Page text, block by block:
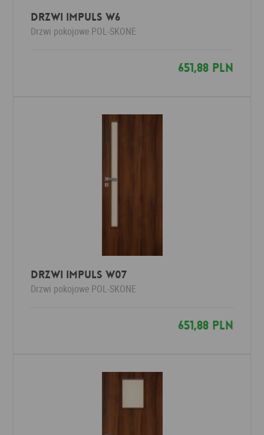
Drzwi Impuls W6
Drzwi pokojowe POL-SKONE
651,88 PLN
Drzwi Impuls W07
Drzwi pokojowe POL-SKONE
651,88 PLN